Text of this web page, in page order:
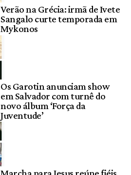
Verão na Grécia: irmã de Ivete
Sangalo curte temporada em
Mykonos
Os Garotin anunciam show
em Salvador com turnê do
novo álbum ‘Força da
Juventude’
Marcha para Jesus reúne fiéis